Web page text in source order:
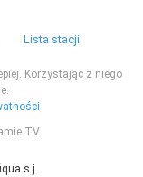
Lista stacji
Korzystając z niego
TV.
s.j.